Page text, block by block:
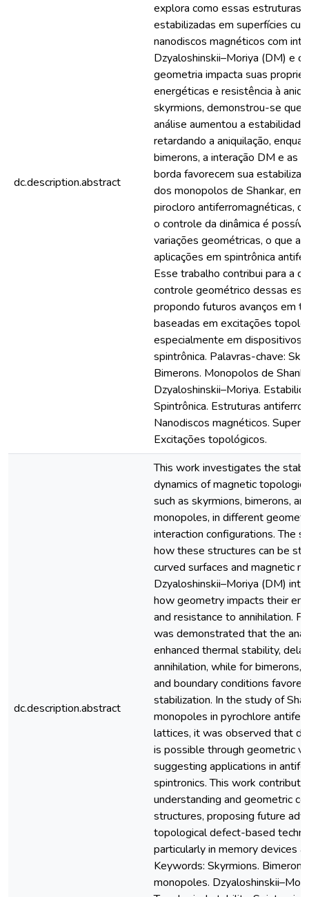
dc.description.abstract
explora como essas estruturas
estabilizadas em superfícies
nanodiscos magnéticos com
Dzyaloshinskii–Moriya (DM) e
geometria impacta suas
energéticas e resistência à
skyrmions, demonstrou-se que
análise aumentou a
retardando a aniquilação,
bimerons, a interação DM e as
borda favorecem sua
dos monopolos de Shankar, em
pirocloro antiferromagnéticas,
o controle da dinâmica é
variações geométricas, o que
aplicações em spintrônica
Esse trabalho contribui para a
controle geométrico dessas
propondo futuros avanços em
baseadas em excitações
especialmente em dispositivos
spintrônica. Palavras-chave:
Bimerons. Monopolos de
Dzyaloshinskii–Moriya.
Spintrônica. Estruturas
Nanodiscos magnéticos.
Excitações topológicos.
dc.description.abstract
This work investigates the
dynamics of magnetic
such as skyrmions, bimerons,
monopoles, in different
interaction configurations. The
how these structures can be
curved surfaces and magnetic
Dzyaloshinskii–Moriya (DM)
how geometry impacts their
and resistance to annihilation.
was demonstrated that the
enhanced thermal stability,
annihilation, while for bimerons,
and boundary conditions
stabilization. In the study of
monopoles in pyrochlore
lattices, it was observed that
is possible through geometric
suggesting applications in
spintronics. This work
understanding and geometric
structures, proposing future
topological defect-based
particularly in memory devices
Keywords: Skyrmions.
monopoles.